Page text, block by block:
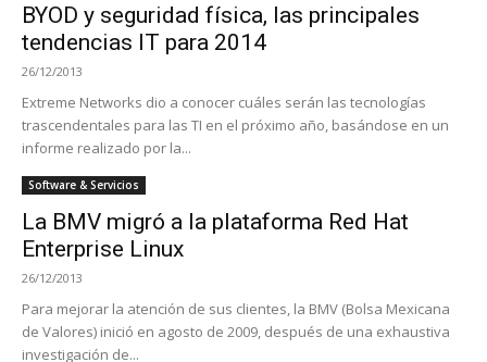
BYOD y seguridad física, las principales
tendencias IT para 2014
26/12/2013
Extreme Networks dio a conocer cuáles serán las tecnologías
trascendentales para las TI en el próximo año, basándose en un
informe realizado por la...
Software & Servicios
La BMV migró a la plataforma Red Hat
Enterprise Linux
26/12/2013
Para mejorar la atención de sus clientes, la BMV (Bolsa Mexicana
de Valores) inició en agosto de 2009, después de una exhaustiva
investigación de...